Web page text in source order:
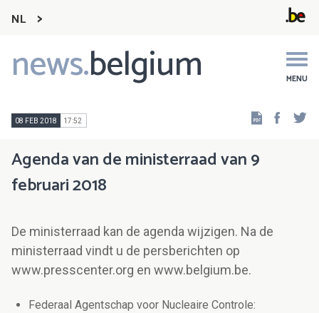
NL
news.belgium MENU
Main
navigation
08 FEB 2018 17:52
Agenda van de ministerraad van 9
februari 2018
De ministerraad kan de agenda wijzigen. Na de
ministerraad vindt u de persberichten op
www.presscenter.org en www.belgium.be.
Federaal Agentschap voor Nucleaire Controle: